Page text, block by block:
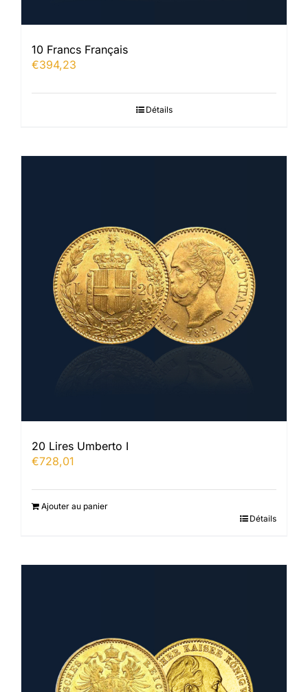
10 Francs Français
€394,23
Détails
20 Lires Umberto I
€728,01
Ajouter au panier
Détails